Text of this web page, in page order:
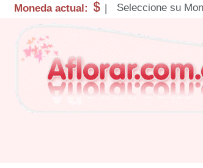
Moneda actual: | Seleccione su